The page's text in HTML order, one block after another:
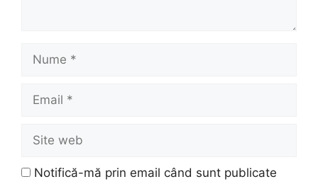
Nume
Email
Site
web
Notifică-mă prin email când sunt publicate